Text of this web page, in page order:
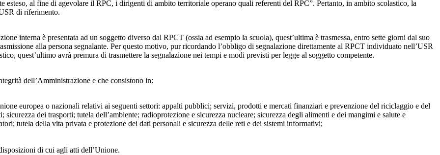
esteso, al fine di agevolare il RPC, i dirigenti di ambito territoriale operano quali referenti del RPC”. Pertanto, in ambito scolastico, la
di riferimento.
interna è presentata ad un soggetto diverso dal RPCT (ossia ad esempio la scuola), quest’ultima è trasmessa, entro sette giorni dal suo
alla persona segnalante. Per questo motivo, pur ricordando l’obbligo di segnalazione direttamente al RPCT individuato nell’USR
quest’ultimo avrà premura di trasmettere la segnalazione nei tempi e modi previsti per legge al soggetto competente.
dell’Amministrazione e che consistono in:
europea o nazionali relativi ai seguenti settori: appalti pubblici; servizi, prodotti e mercati finanziari e prevenzione del riciclaggio e del
dei trasporti; tutela dell’ambiente; radioprotezione e sicurezza nucleare; sicurezza degli alimenti e dei mangimi e salute e
tutela della vita privata e protezione dei dati personali e sicurezza delle reti e dei sistemi informativi;
di cui agli atti dell’Unione.